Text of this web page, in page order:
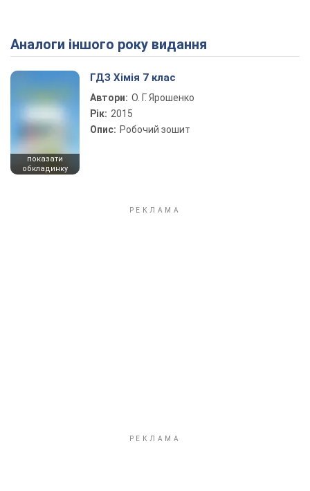
Play Video
Аналоги іншого року видання
показати
обкладинку
ГДЗ Хімія 7 клас
Автори: О. Г. Ярошенко
Рік: 2015
Опис: Робочий зошит